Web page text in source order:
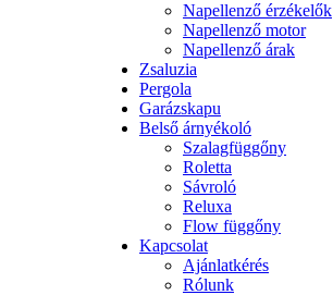
Napellenző érzékelők
Napellenző motor
Napellenző árak
Zsaluzia
Pergola
Garázskapu
Belső árnyékoló
Szalagfüggőny
Roletta
Sávroló
Reluxa
Flow függőny
Kapcsolat
Ajánlatkérés
Rólunk